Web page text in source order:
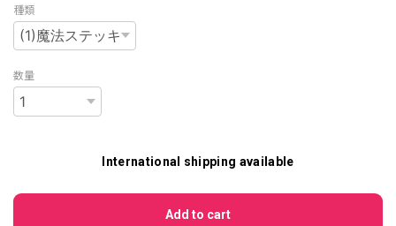
種類
数量
International shipping available
Add to cart